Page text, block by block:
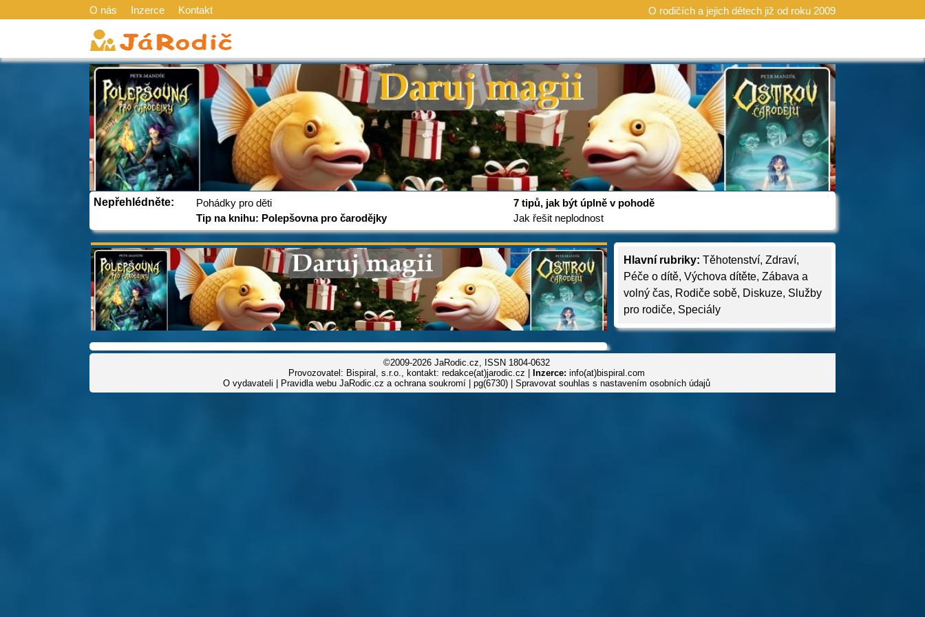
O nás Inzerce Kontakt O rodičích a jejich dětech již od roku 2009
Nepřehlédněte:
Pohádky pro děti
Tip na knihu: Polepšovna pro čarodějky
7 tipů, jak být úplně v pohodě
Jak řešit neplodnost
Hlavní rubriky: Těhotenství, Zdraví,
Péče o dítě, Výchova dítěte, Zábava a
volný čas, Rodiče sobě, Diskuze, Služby
pro rodiče, Speciály
©2009-2026 JaRodic.cz, ISSN 1804-0632
Provozovatel: Bispiral, s.r.o., kontakt: redakce(at)jarodic.cz |
Inzerce: info(at)bispiral.com
O vydavateli
Pravidla webu JaRodic.cz a ochrana soukromí | pg(6730) | Spravovat souhlas s nastavením osobních údajů